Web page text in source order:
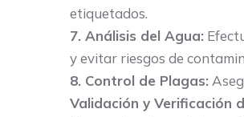
etiquetados.
7. Análisis del Agua:
y evitar riesgos de
8. Control de Plagas:
Validación y Verificación